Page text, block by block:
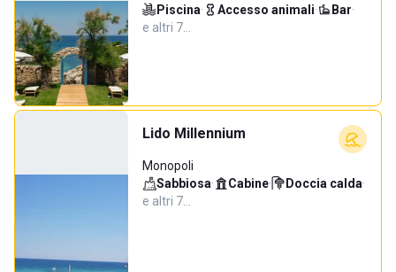
Piscina· Accesso animali· Bar·
e altri 7…
Lido Millennium
Monopoli
Sabbiosa· Cabine· Doccia calda·
e altri 7…